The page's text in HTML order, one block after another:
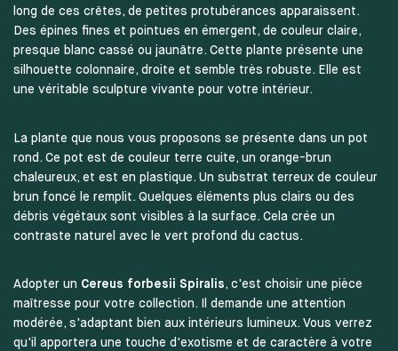
long de ces crêtes, de petites protubérances apparaissent.
Des épines fines et pointues en émergent, de couleur claire,
presque blanc cassé ou jaunâtre. Cette plante présente une
silhouette colonnaire, droite et semble très robuste. Elle est
une véritable sculpture vivante pour votre intérieur.
La plante que nous vous proposons se présente dans un pot
rond. Ce pot est de couleur terre cuite, un orange-brun
chaleureux, et est en plastique. Un substrat terreux de couleur
brun foncé le remplit. Quelques éléments plus clairs ou des
débris végétaux sont visibles à la surface. Cela crée un
contraste naturel avec le vert profond du cactus.
Adopter un Cereus forbesii Spiralis, c'est choisir une pièce
maîtresse pour votre collection. Il demande une attention
modérée, s'adaptant bien aux intérieurs lumineux. Vous verrez
qu'il apportera une touche d'exotisme et de caractère à votre